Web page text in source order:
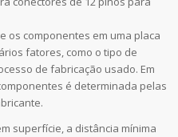
os componentes em uma placa
fatores, como o tipo de
de fabricação usado. Em
é determinada pelas
superfície, a distância mínima